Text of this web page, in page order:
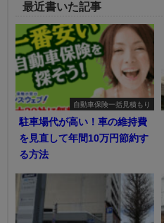
最近書いた記事
自動車保険一括見積もり
駐車場代が高い！車の維持費
を見直して年間10万円節約す
る方法